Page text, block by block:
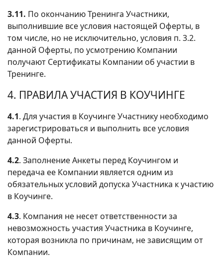
3.11. По окончанию Тренинга Участники,
выполнившие все условия настоящей Оферты, в
том числе, но не исключительно, условия п. 3.2.
данной Оферты, по усмотрению Компании
получают Сертификаты Компании об участии в
Тренинге.
4. ПРАВИЛА УЧАСТИЯ В КОУЧИНГЕ
4.1. Для участия в Коучинге Участнику необходимо
зарегистрироваться и выполнить все условия
данной Оферты.
4.2. Заполнение Анкеты перед Коучингом и
передача ее Компании является одним из
обязательных условий допуска Участника к участию
в Коучинге.
4.3. Компания не несет ответственности за
невозможность участия Участника в Коучинге,
которая возникла по причинам, не зависящим от
Компании.